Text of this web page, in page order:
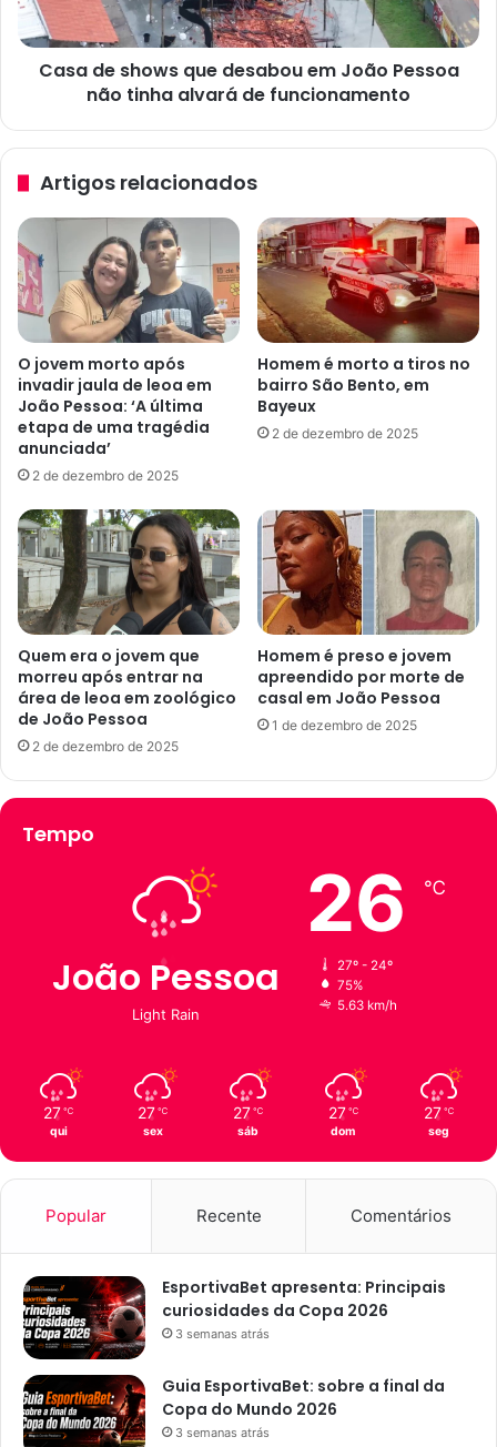
u
o
m
e
r
g
n
c
i
a
r
s
u
r
t
o
d
e
s
í
n
d
e
a
n
s
o
s
a
b
o
m
J
ã
o
e
s
s
o
a
n
ã
o
t
i
n
a
t
o
Casa de shows que desabou em João Pessoa
não tinha alvará de funcionamento
Artigos relacionados
O jovem morto após
invadir jaula de leoa em
João Pessoa: ‘A última
etapa de uma tragédia
anunciada’
2 de dezembro de 2025
Homem é morto a tiros no
bairro São Bento, em
Bayeux
2 de dezembro de 2025
Quem era o jovem que
morreu após entrar na
área de leoa em zoológico
de João Pessoa
2 de dezembro de 2025
Homem é preso e jovem
apreendido por morte de
casal em João Pessoa
1 de dezembro de 2025
Tempo
João Pessoa
Light Rain
26 ℃
27º - 24º
75%
5.63 km/h
27 ℃
qui
27 ℃
sex
27 ℃
sáb
27 ℃
dom
27 ℃
seg
Popular Recente Comentários
EsportivaBet apresenta: Principais
curiosidades da Copa 2026
3 semanas atrás
Guia EsportivaBet: sobre a final da
Copa do Mundo 2026
3 semanas atrás